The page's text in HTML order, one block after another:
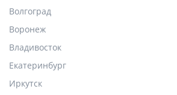
Волгоград
Воронеж
Владивосток
Екатеринбург
Иркутск